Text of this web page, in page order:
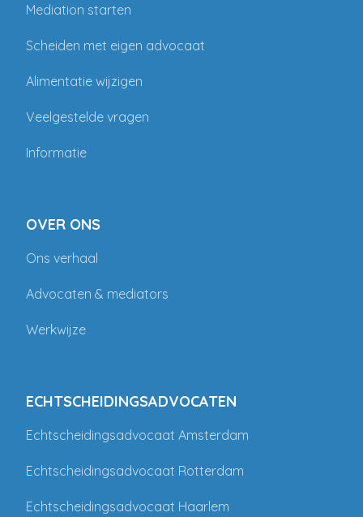
Mediation starten
Scheiden met eigen advocaat
Alimentatie wijzigen
Veelgestelde vragen
Informatie
OVER ONS
Ons verhaal
Advocaten & mediators
Werkwijze
ECHTSCHEIDINGSADVOCATEN
Echtscheidingsadvocaat Amsterdam
Echtscheidingsadvocaat Rotterdam
Echtscheidingsadvocaat Haarlem